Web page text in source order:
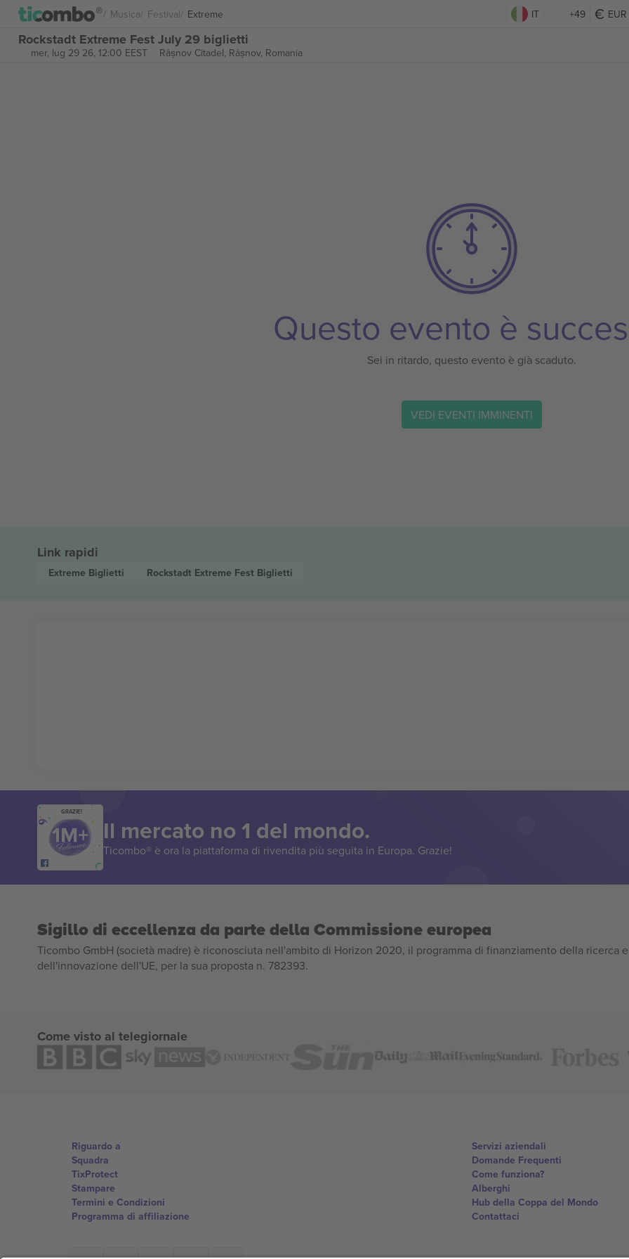
Musica Festival Extreme IT +49 EUR
Rockstadt Extreme Fest July 29 biglietti
mer, lug 29 26, 12:00 EEST Râșnov Citadel, Râșnov, Romania
Questo evento è
Sei in ritardo, questo evento è già scaduto.
VEDI EVENTI IMMINENTI
Link rapidi
Extreme Biglietti Rockstadt Extreme Fest Biglietti
GRAZIE!
Il mercato no 1 del mondo.
Ticombo® è ora la piattaforma di rivendita più seguita in Europa. Grazie!
Sigillo di eccellenza da parte della Commissione europea
Ticombo GmbH (società madre) è riconosciuta nell'ambito di Horizon 2020, il programma di finanziamento della ricerca e
dell'innovazione dell'UE, per la sua proposta n. 782393.
Come visto al telegiornale
Riguardo a
Squadra
TixProtect
Stampare
Termini e Condizioni
Programma di affiliazione
Servizi aziendali
Domande Frequenti
Come funziona?
Alberghi
Hub della Coppa del Mondo
Contattaci